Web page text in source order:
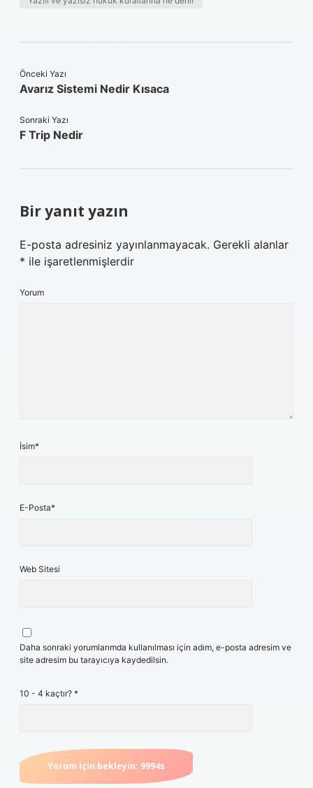
Önceki Yazı
Avarız Sistemi Nedir Kısaca
Sonraki Yazı
F Trip Nedir
Bir yanıt yazın
E-posta adresiniz yayınlanmayacak. Gerekli alanlar
* ile işaretlenmişlerdir
Yorum
İsim*
E-Posta*
Web Sitesi
Daha sonraki yorumlarımda kullanılması için adım, e-posta adresim ve
site adresim bu tarayıcıya kaydedilsin.
10 - 4 kaçtır? *